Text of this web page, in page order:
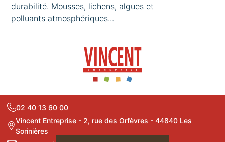
durabilité. Mousses, lichens, algues et
polluants atmosphériques...
02 40 13 60 00
Vincent Entreprise - 2, rue des Orfèvres - 44840 Les
Sorinières